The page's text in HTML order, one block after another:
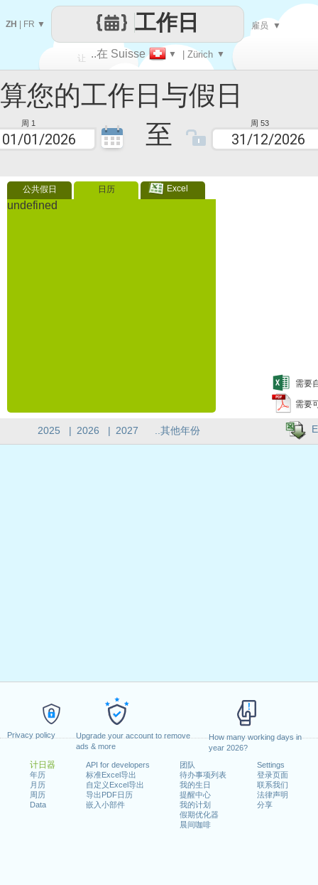
Privacy policy
Upgrade your account to remove
ads & more
How many working days in
year 2026?
计日器
年历
月历
周历
Data
API for developers
标准Excel导出
自定义Excel导出
导出PDF日历
嵌入小部件
团队
待办事项列表
我的生日
提醒中心
我的计划
假期优化器
晨间咖啡
Settings
登录页面
联系我们
法律声明
分享
工作日与假日
周 1 至 周 53
公共假日 日历 Excel
undefined
需要
需要
让
每一天
..在 Suisse ▼ | Zürich ▼
工作日
ZH FR ▼ 雇员 ▼
2025 | 2026 | 2027 ..其他年份